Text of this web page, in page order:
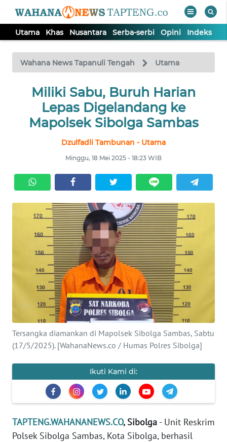
Utama Khas Nusantara Serba-serbi Opini Indeks
Wahana News Tapanuli Tengah Utama
Miliki Sabu, Buruh Harian
Lepas Digelandang ke
Mapolsek Sibolga Sambas
Dzulfadli Tambunan - Utama
Minggu, 18 Mei 2025 - 18:23 WIB
Tersangka diamankan di Mapolsek Sibolga Sambas, Sabtu
(17/5/2025). [WahanaNews.co / Humas Polres Sibolga]
Ikuti Kami di:
TAPTENG.WAHANANEWS.CO, Sibolga - Unit Reskrim
Polsek Sibolga Sambas, Kota Sibolga, berhasil
TV
Tutup
UTAMA
KHAS
SERBA-
SERBI
OPINI
BERITA
KONTAK
IKLAN
MEDIA
SIBER